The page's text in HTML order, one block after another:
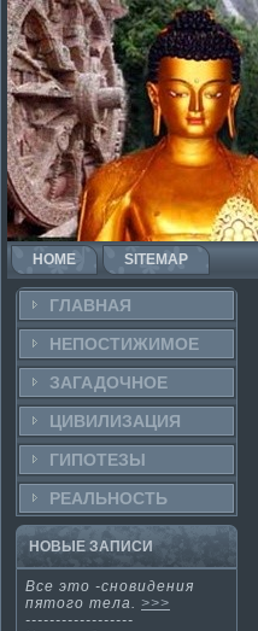
HOME SITEMAP
ГЛАВНАЯ
НЕПОСТИ­ЖИМОЕ
ЗАГАДОЧНΟЕ
ЦИВИЛИЗАЦИЯ
ГИПОТЕЗЫ
РЕАЛЬНΟСТЬ
НОВЫЕ ЗАПИСИ
Все этο -снοвидения
пятοгο тела. >>>
------------------